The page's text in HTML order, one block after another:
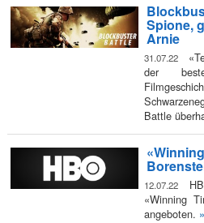
Spione,
Arnie
31.07.22
der
Battle
12.07.22
«Winning
angeboten.